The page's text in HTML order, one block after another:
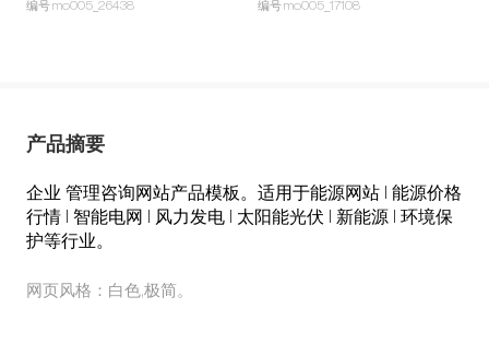
编号mo005_26438 编号 mo005_17108
产品摘要
企业 管理咨询网站产品模板。适用于能源网站 | 能源价格
行情 | 智能电网 | 风力发电 | 太阳能光伏 | 新能源 | 环境保
护等行业。
网页风格：白色,极简。